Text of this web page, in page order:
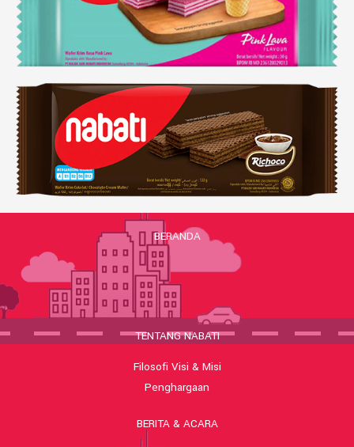
BERANDA
TENTANG NABATI
Filosofi Visi & Misi
Penghargaan
BERITA & ACARA